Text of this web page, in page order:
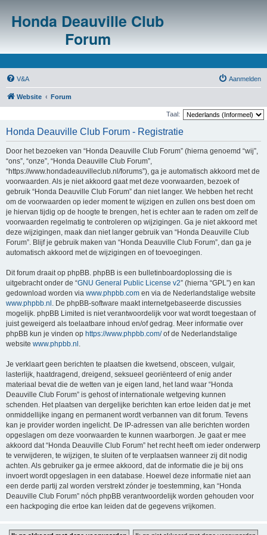
Honda Deauville Club
Forum
V&A Aanmelden
Website Forum
Taal:
Honda Deauville Club Forum - Registratie
Door het bezoeken van “Honda Deauville Club Forum” (hierna genoemd “wij”,
“ons”, “onze”, “Honda Deauville Club Forum”,
“https://www.hondadeauvilleclub.nl/forums”), ga je automatisch akkoord met de
voorwaarden. Als je niet akkoord gaat met deze voorwaarden, bezoek of
gebruik “Honda Deauville Club Forum” dan niet langer. We hebben het recht
om de voorwaarden op ieder moment te wijzigen en zullen ons best doen om
je hiervan tijdig op de hoogte te brengen, het is echter aan te raden om zelf de
voorwaarden regelmatig te controleren op wijzigingen. Ga je niet akkoord met
deze wijzigingen, maak dan niet langer gebruik van “Honda Deauville Club
Forum”. Blijf je gebruik maken van “Honda Deauville Club Forum”, dan ga je
automatisch akkoord met de wijzigingen en of toevoegingen.
Dit forum draait op phpBB. phpBB is een bulletinboardoplossing die is
uitgebracht onder de “GNU General Public License v2” (hierna “GPL”) en kan
gedownload worden via www.phpbb.com en via de Nederlandstalige website
www.phpbb.nl . De phpBB-software maakt internetgebaseerde discussies
mogelijk. phpBB Limited is niet verantwoordelijk voor wat wordt toegestaan of
juist geweigerd als toelaatbare inhoud en/of gedrag. Meer informatie over
phpBB kun je vinden op https://www.phpbb.com/of de Nederlandstalige
website www.phpbb.nl .
Je verklaart geen berichten te plaatsen die kwetsend, obsceen, vulgair,
lasterlijk, haatdragend, dreigend, seksueel georiënteerd of enig ander
materiaal bevat die de wetten van je eigen land, het land waar “Honda
Deauville Club Forum” is gehost of internationale wetgeving kunnen
schenden. Het plaatsen van dergelijke berichten kan ertoe leiden dat je met
onmiddellijke ingang en permanent wordt verbannen van dit forum. Tevens
kan je provider worden ingelicht. De IP-adressen van alle berichten worden
opgeslagen om deze voorwaarden te kunnen waarborgen. Je gaat er mee
akkoord dat “Honda Deauville Club Forum” het recht heeft om ieder onderwerp
te verwijderen, te wijzigen, te sluiten of te verplaatsen wanneer zij dit nodig
achten. Als gebruiker ga je ermee akkoord, dat de informatie die je bij ons
invoert wordt opgeslagen in een database. Hoewel deze informatie niet aan
een derde partij zal worden verstrekt zónder je toestemming, kan “Honda
Deauville Club Forum” nóch phpBB verantwoordelijk worden gehouden voor
een hackpoging die ertoe kan leiden dat de gegevens vrijkomen.